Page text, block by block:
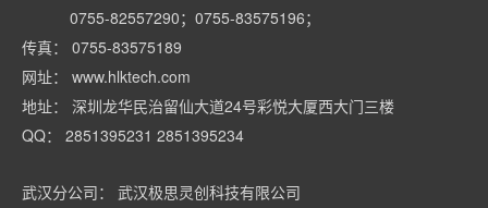
0755-82557290；0755-83575196；
传真： 0755-83575189
网址： www.hlktech.com
地址： 深圳龙华民治留仙大道24号彩悦大厦西大门三楼
QQ： 2851395231 2851395234
武汉分公司： 武汉极思灵创科技有限公司